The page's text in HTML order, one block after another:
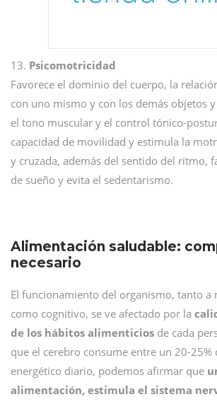
13. Psicomotricidad
Favorece el dominio del cuerpo, la
con uno mismo y con los demás objetos
el tono muscular y el control tónico-
capacidad de movilidad y estimula la
y cruzada, además del sentido del ritmo,
de sueño y evita el sedentarismo.
Alimentación saludable:
necesario
El funcionamiento del organismo, tanto a
como cognitivo, se ve afectado por la
de los hábitos alimenticios de cada
que el cerebro consume entre un 20-25%
energético diario, podemos afirmar que
alimentación, estimula el sistema